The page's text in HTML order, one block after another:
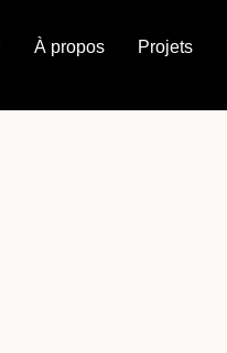
À propos Projets